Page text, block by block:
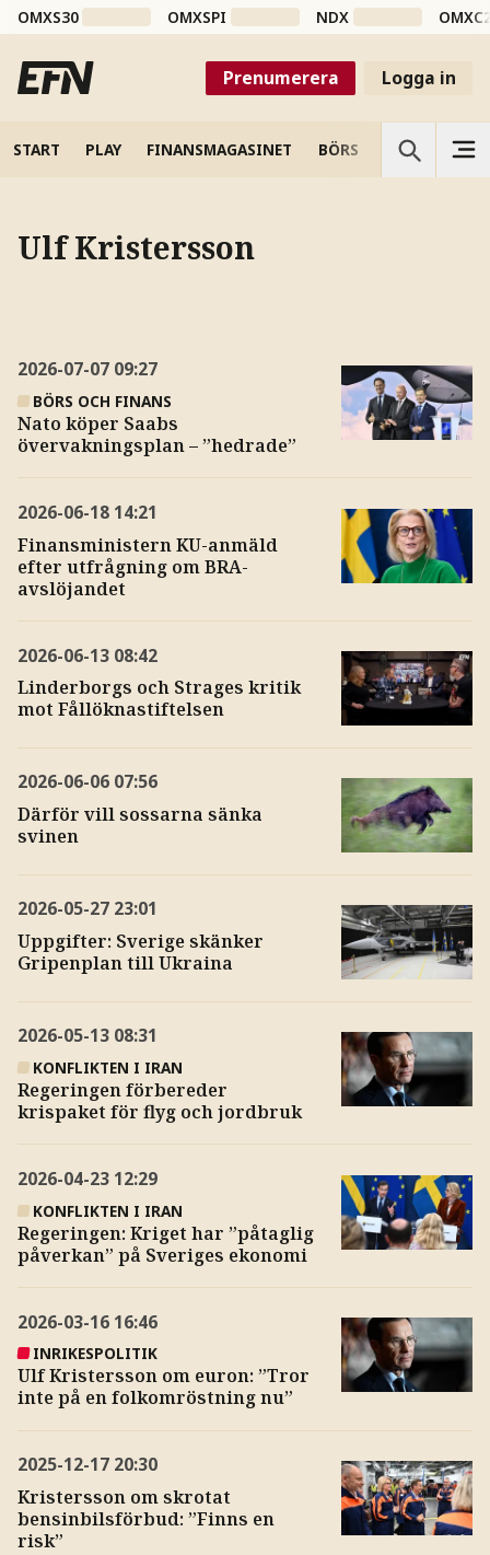
OMXS30 OMXSPI NDX
Prenumerera Logga in
START PLAY FINANSMAGASINET BÖRS VETENSKAP
Ulf Kristersson
2026-07-07 09:27
BÖRS OCH FINANS
Nato köper Saabs
övervakningsplan – ”hedrade”
2026-06-18 14:21
Finansministern KU-anmäld
efter utfrågning om BRA-
avslöjandet
2026-06-13 08:42
Linderborgs och Strages kritik
mot Fållöknastiftelsen
2026-06-06 07:56
Därför vill sossarna sänka
svinen
2026-05-27 23:01
Uppgifter: Sverige skänker
Gripenplan till Ukraina
2026-05-13 08:31
KONFLIKTEN I IRAN
Regeringen förbereder
krispaket för flyg och jordbruk
2026-04-23 12:29
KONFLIKTEN I IRAN
Regeringen: Kriget har ”påtaglig
påverkan” på Sveriges ekonomi
2026-03-16 16:46
INRIKESPOLITIK
Ulf Kristersson om euron: ”Tror
inte på en folkomröstning nu”
2025-12-17 20:30
Kristersson om skrotat
bensinbilsförbud: ”Finns en
risk”